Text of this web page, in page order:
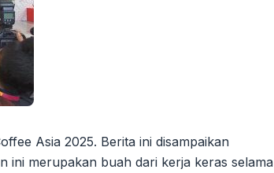
Asia 2025. Berita ini disampaikan
ini merupakan buah dari kerja keras selama